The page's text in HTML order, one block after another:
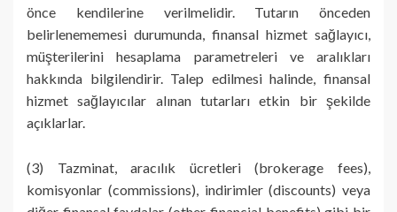
önce kendilerine verilmelidir. Tutarın önceden
belirlenememesi durumunda, finansal hizmet sağlayıcı,
müşterilerini hesaplama parametreleri ve aralıkları
hakkında bilgilendirir. Talep edilmesi halinde, finansal
hizmet sağlayıcılar alınan tutarları etkin bir şekilde
açıklarlar.
(3) Tazminat, aracılık ücretleri (brokerage fees),
komisyonlar (commissions), indirimler (discounts) veya